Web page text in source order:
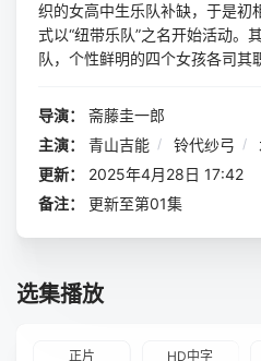
织的女高中生乐队补缺，于是初
式以“纽带乐队”之名开始活动。
队，个性鲜明的四个女孩各司其
作中的“乐队风格”与个人风格，
结识的广井菊里的帮助下再度实
队”终于迎来了第一次登台表演
台风的影响，直到开场前也只有
导演：
斋藤圭一郎
主演：
青山吉能 / 铃代纱弓 /
更新：
2025年4月28日 17:42
备注：
更新至第01集
选集播放
正片 HD中字